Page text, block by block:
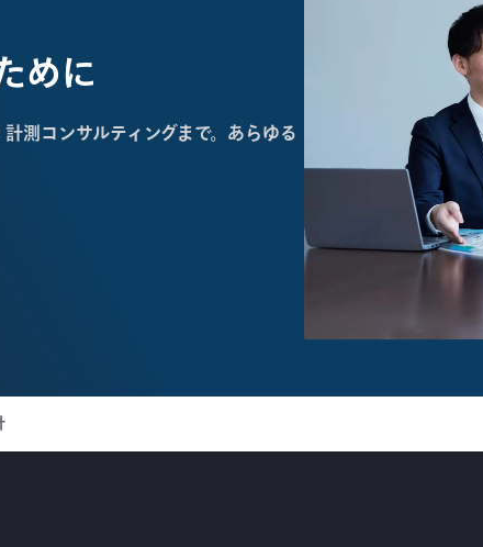
めに
測コンサルティングまで。あらゆる